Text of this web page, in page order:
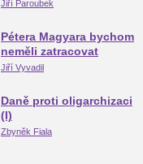
Jiří Paroubek
Pétera Magyara bychom
neměli zatracovat
Jiří Vyvadil
Daně proti oligarchizaci
(I)
Zbyněk Fiala